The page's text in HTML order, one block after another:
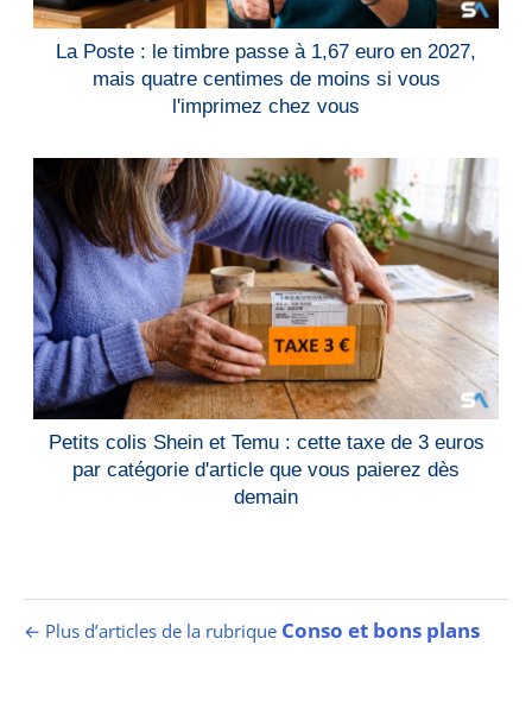
La Poste : le timbre passe à 1,67 euro en 2027,
mais quatre centimes de moins si vous
l'imprimez chez vous
Petits colis Shein et Temu : cette taxe de 3 euros
par catégorie d'article que vous paierez dès
demain
← Plus d’articles de la rubrique Conso et bons plans